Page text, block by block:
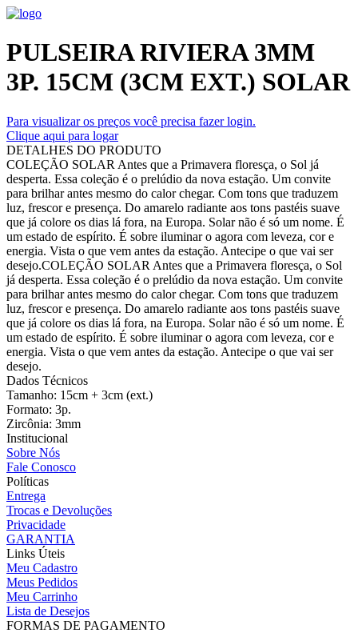
PULSEIRA RIVIERA 3MM
3P. 15CM (3CM EXT.) SOLAR
Para visualizar os preços você precisa fazer login.
Clique aqui para logar
DETALHES DO PRODUTO
COLEÇÃO SOLAR Antes que a Primavera floresça, o Sol já
desperta. Essa coleção é o prelúdio da nova estação. Um convite
para brilhar antes mesmo do calor chegar. Com tons que traduzem
luz, frescor e presença. Do amarelo radiante aos tons pastéis suave
que já colore os dias lá fora, na Europa. Solar não é só um nome. É
um estado de espírito. É sobre iluminar o agora com leveza, cor e
energia. Vista o que vem antes da estação. Antecipe o que vai ser
desejo.COLEÇÃO SOLAR Antes que a Primavera floresça, o Sol
já desperta. Essa coleção é o prelúdio da nova estação. Um convite
para brilhar antes mesmo do calor chegar. Com tons que traduzem
luz, frescor e presença. Do amarelo radiante aos tons pastéis suave
que já colore os dias lá fora, na Europa. Solar não é só um nome. É
um estado de espírito. É sobre iluminar o agora com leveza, cor e
energia. Vista o que vem antes da estação. Antecipe o que vai ser
desejo.
Dados Técnicos
Tamanho: 15cm + 3cm (ext.)
Formato: 3p.
Zircônia: 3mm
Institucional
Sobre Nós
Fale Conosco
Políticas
Entrega
Trocas e Devoluções
Privacidade
GARANTIA
Links Úteis
Meu Cadastro
Meus Pedidos
Meu Carrinho
Lista de Desejos
FORMAS DE PAGAMENTO